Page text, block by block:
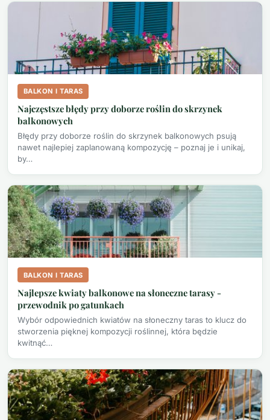
BALKON I TARAS
Najczęstsze błędy przy doborze roślin do skrzynek
balkonowych
Błędy przy doborze roślin do skrzynek balkonowych psują
nawet najlepiej zaplanowaną kompozycję – poznaj je i unikaj,
by…
BALKON I TARAS
Najlepsze kwiaty balkonowe na słoneczne tarasy -
przewodnik po gatunkach
Wybór odpowiednich kwiatów na słoneczny taras to klucz do
stworzenia pięknej kompozycji roślinnej, która będzie
kwitnąć…